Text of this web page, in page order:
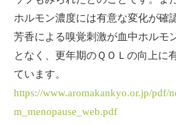
ホルモン濃度には有意な変化が確
芳香による嗅覚刺激が血中ホルモ
となく、更年期のＱＯＬの向上に
ています。
https://www.aromakankyo.or.jp/pdf/
m_menopause_web.pdf